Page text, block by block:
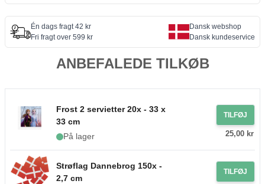
Én dags fragt 42 kr
Fri fragt over 599 kr
Dansk webshop
Dansk kundeservice
ANBEFALEDE TILKØB
Frost 2 servietter 20x - 33 x
33 cm
På lager
TILFØJ
25,00 kr
Strøflag Dannebrog 150x -
2,7 cm
TILFØJ